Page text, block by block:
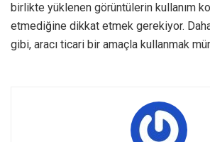
birlikte yüklenen görüntülerin kullanım
etmediğine dikkat etmek gerekiyor.
gibi, aracı ticari bir amaçla kullanmak